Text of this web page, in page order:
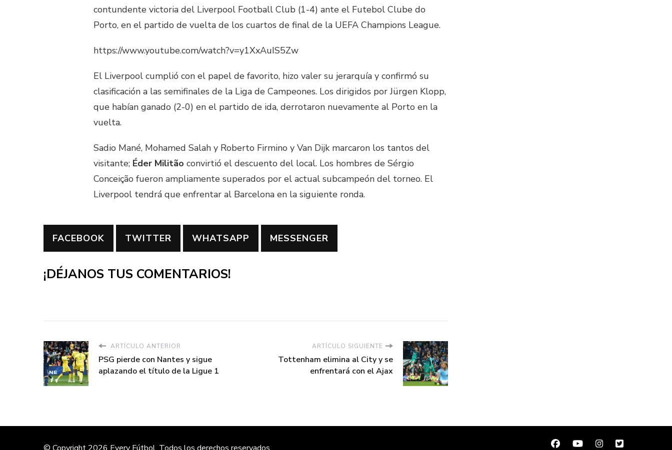
contundente victoria del Liverpool Football Club (1-4) ante el Futebol Clube do
Porto, en el partido de vuelta de los cuartos de final de la UEFA Champions League.
https://www.youtube.com/watch?v=y1XxAuIS5Zw
El Liverpool cumplió con el papel de favorito, hizo valer su jerarquía y confirmó su
clasificación a las semifinales de la Liga de Campeones. Los dirigidos por Jürgen Klopp,
que habían ganado (2-0) en el partido de ida, derrotaron nuevamente al Porto en la
vuelta.
Sadio Mané, Mohamed Salah y Roberto Firmino y Van Dijk marcaron los tantos del
visitante; Éder Militão convirtió el descuento del local. Los hombres de Sérgio
Conceição fueron ampliamente superados por el actual subcampeón del torneo. El
Liverpool tendrá que enfrentar al Barcelona en la siguiente ronda.
FACEBOOK TWITTER WHATSAPP MESSENGER
¡DÉJANOS TUS COMENTARIOS!
ARTÍCULO ANTERIOR
PSG pierde con Nantes y sigue
aplazando el título de la Ligue 1
ARTÍCULO SIGUIENTE
Tottenham elimina al City y se
enfrentará con el Ajax
© Copyright 2026 Every Fútbol . Todos los derechos reservados.